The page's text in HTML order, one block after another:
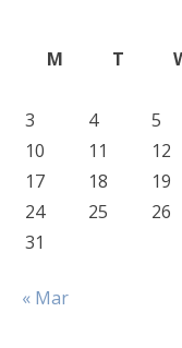
M
T
3
4 5
10
11 12
17
18 19
24
25 26
31
« Mar